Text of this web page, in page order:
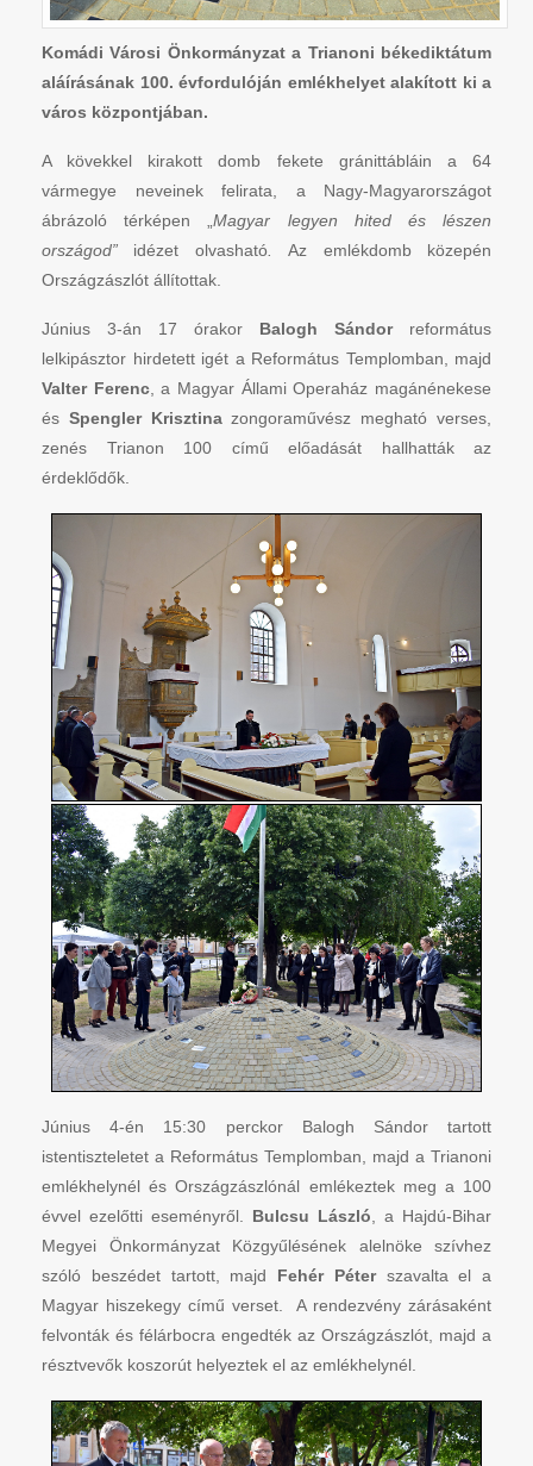
Komádi Városi Önkormányzat a Trianoni békediktátum
aláírásának 100. évfordulóján emlékhelyet alakított ki a
város központjában.
A kövekkel kirakott domb fekete gránittábláin a 64
vármegye neveinek felirata, a Nagy-Magyarországot
ábrázoló térképen „Magyar legyen hited és lészen
országod” idézet olvasható.Az emlékdomb közepén
Országzászlót állítottak.
Június 3-án 17 órakor Balogh Sándorreformátus
lelkipásztor hirdetett igét a Református Templomban, majd
Valter Ferenc, a Magyar Állami Operaház magánénekese
és Spengler Krisztinazongoraművész megható verses,
zenés Trianon 100 című előadását hallhatták az
érdeklődők.
Június 4-én 15:30 perckor Balogh Sándor tartott
istentiszteletet a Református Templomban, majd a Trianoni
emlékhelynél és Országzászlónál emlékeztek meg a 100
évvel ezelőtti eseményről. Bulcsu László , a Hajdú-Bihar
Megyei Önkormányzat Közgyűlésének alelnöke szívhez
szóló beszédet tartott, majd Fehér Péterszavalta el a
Magyar hiszekegy című verset. A rendezvény zárásaként
felvonták és félárbocra engedték az Országzászlót, majd a
résztvevők koszorút helyeztek el az emlékhelynél.